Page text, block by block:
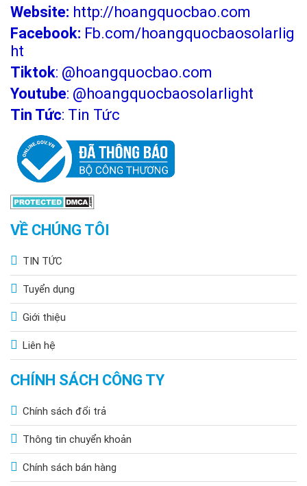
Website: http://hoangquocbao.com
Facebook: Fb.com/hoangquocbaosolarlig
ht
Tiktok: @hoangquocbao.com
Youtube: @hoangquocbaosolarlight
Tin Tức: Tin Tức
VỀ CHÚNG TÔI
TIN TỨC
Tuyển dụng
Giới thiệu
Liên hệ
CHÍNH SÁCH CÔNG TY
Chính sách đổi trả
Thông tin chuyển khoản
Chính sách bán hàng